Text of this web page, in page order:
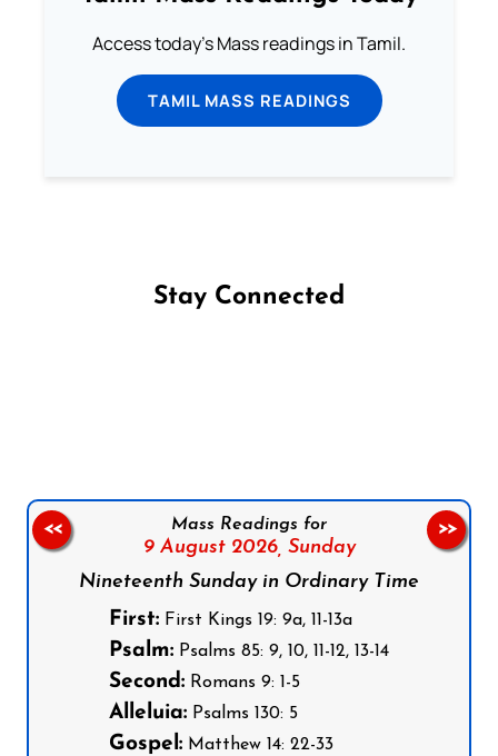
Access today's Mass readings in Tamil.
TAMIL MASS READINGS
Stay Connected
Mass Readings for
9 August 2026, Sunday
Nineteenth Sunday in Ordinary Time
First: First Kings 19: 9a, 11-13a
Psalm: Psalms 85: 9, 10, 11-12, 13-14
Second: Romans 9: 1-5
Alleluia: Psalms 130: 5
Gospel: Matthew 14: 22-33
<< >>